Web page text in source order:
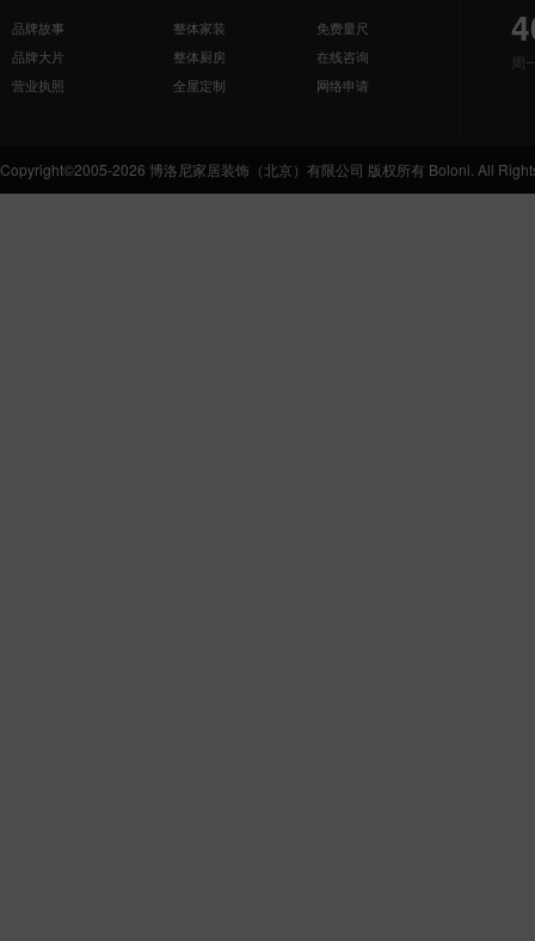
品牌故事
品牌大片
营业执照
整体家装
整体厨房
全屋定制
免费量尺
在线咨询
网络申请
周
Copyright©2005-2026 博洛尼家居装饰（北京）有限公司 版权所有 Boloni. All